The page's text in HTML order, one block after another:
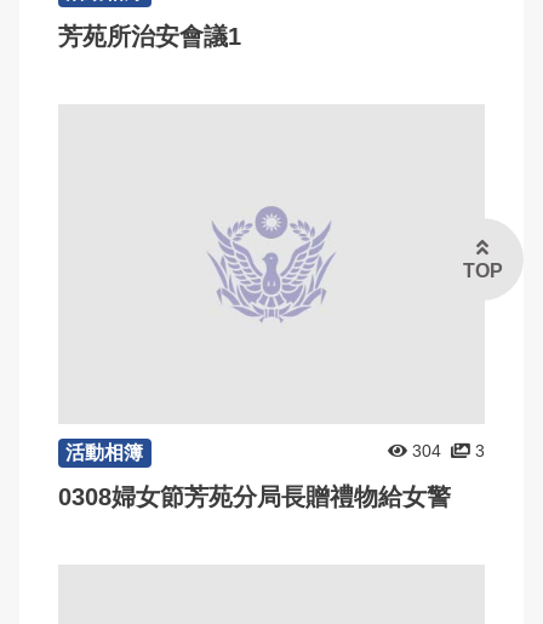
芳苑所治安會議1
活動相簿 304 3
0308婦女節芳苑分局長贈禮物給女警
TOP